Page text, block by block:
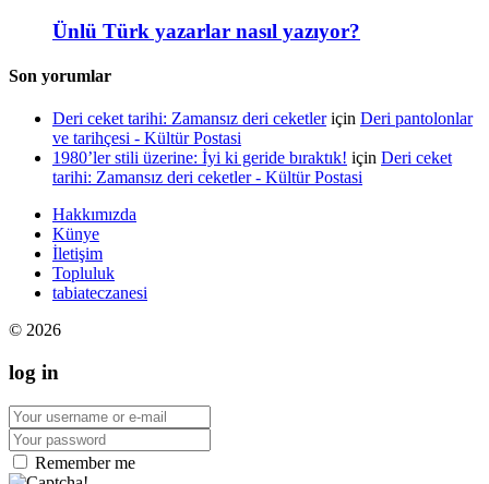
Ünlü Türk yazarlar nasıl yazıyor?
Son yorumlar
Deri ceket tarihi: Zamansız deri ceketleriçin Deri pantolonlar
ve tarihçesi - Kültür Postasi
1980’ler stili üzerine: İyi ki geride bıraktık! için Deri ceket
tarihi: Zamansız deri ceketler - Kültür Postasi
Hakkımızda
Künye
İletişim
Topluluk
tabiateczanesi
© 2026
log in
Remember me